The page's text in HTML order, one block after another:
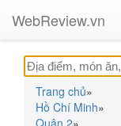
WebReview.vn
Trang chủ»
Hồ Chí Minh»
Quận 2»